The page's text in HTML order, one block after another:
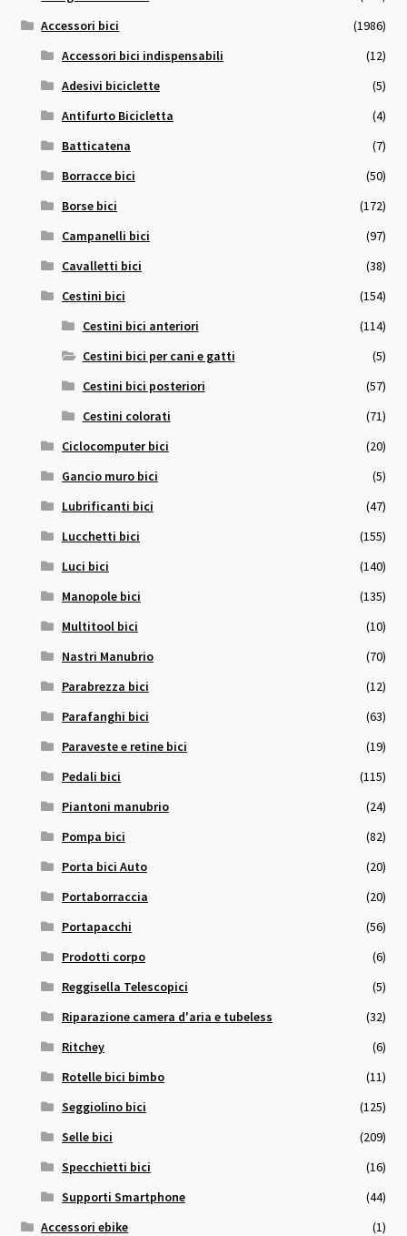
Accessori bici
(1986)
Accessori bici indispensabili
(12)
Adesivi biciclette
(5)
Antifurto Bicicletta
(4)
Batticatena
(7)
Borracce bici
(50)
Borse bici
(172)
Campanelli bici
(97)
Cavalletti bici
(38)
Cestini bici
(154)
Cestini bici anteriori
(114)
Cestini bici per cani e gatti
(5)
Cestini bici posteriori
(57)
Cestini colorati
(71)
Ciclocomputer bici
(20)
Gancio muro bici
(5)
Lubrificanti bici
(47)
Lucchetti bici
(155)
Luci bici
(140)
Manopole bici
(135)
Multitool bici
(10)
Nastri Manubrio
(70)
Parabrezza bici
(12)
Parafanghi bici
(63)
Paraveste e retine bici
(19)
Pedali bici
(115)
Piantoni manubrio
(24)
Pompa bici
(82)
Porta bici Auto
(20)
Portaborraccia
(20)
Portapacchi
(56)
Prodotti corpo
(6)
Reggisella Telescopici
(5)
Riparazione camera d'aria e tubeless
(32)
Ritchey
(6)
Rotelle bici bimbo
(11)
Seggiolino bici
(125)
Selle bici
(209)
Specchietti bici
(16)
Supporti Smartphone
(44)
Accessori ebike
(1)